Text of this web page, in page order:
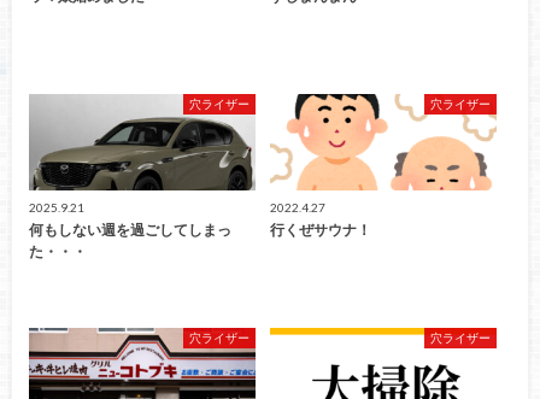
穴ライザー
2025.9.21
何もしない週を過ごしてしまっ
た・・・
穴ライザー
2022.4.27
行くぜサウナ！
穴ライザー 穴ライザー